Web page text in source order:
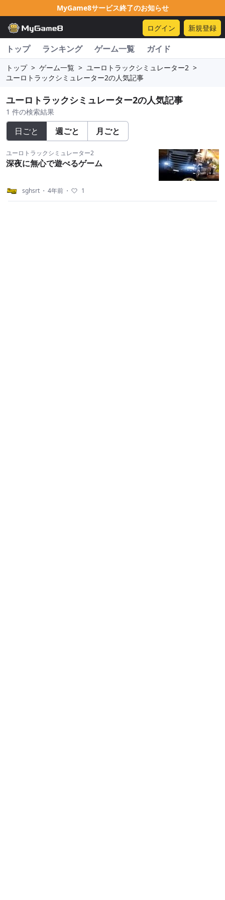
MyGame8サービス終了のお知らせ
ログイン 新規登録
トップ ランキング ゲーム一覧 ガイド
トップ > ゲーム一覧 > ユーロトラックシミュレーター2 >
ユーロトラックシミュレーター2の人気記事
ユーロトラックシミュレーター2の人気記事
1 件の検索結果
日ごと 週ごと 月ごと
ユーロトラックシミュレーター2
深夜に無心で遊べるゲーム
sghsrt ・ 4年前 ・ 1